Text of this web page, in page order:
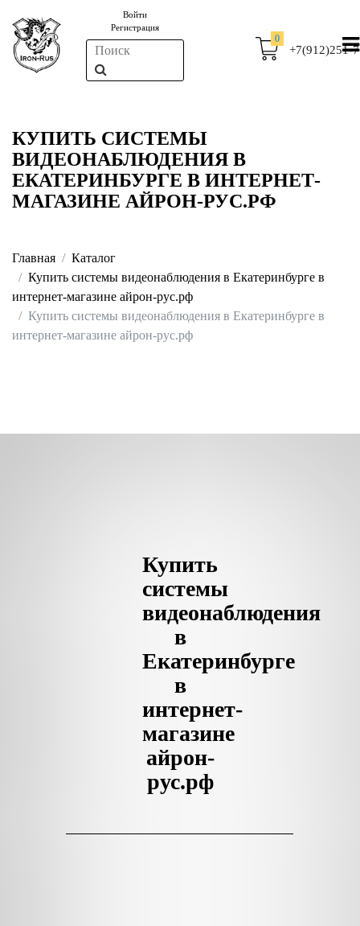
Войти
Регистрация
0
+7(912)251-
КУПИТЬ СИСТЕМЫ
ВИДЕОНАБЛЮДЕНИЯ В
ЕКАТЕРИНБУРГЕ В ИНТЕРНЕТ-
МАГАЗИНЕ АЙРОН-РУС.РФ
Главная
Каталог
Купить системы видеонаблюдения в Екатеринбурге в
интернет-магазине айрон-рус.рф
Купить системы видеонаблюдения в Екатеринбурге в
интернет-магазине айрон-рус.рф
Купить
системы
видеонаблюдения
в
Екатеринбурге
в
интернет-
магазине
айрон-
рус.рф